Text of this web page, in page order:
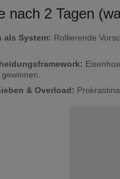
nach 2 Tagen
als System: Rollierende
& Overload: